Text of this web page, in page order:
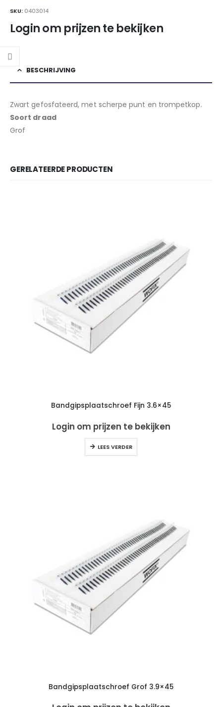
SKU: 0403014
Login om prijzen te bekijken
BESCHRIJVING
Zwart gefosfateerd, met scherpe punt en trompetkop.
Soort draad
Grof
GERELATEERDE PRODUCTEN
Bandgipsplaatschroef Fijn 3.6×45
Login om prijzen te bekijken
LEES VERDER
Bandgipsplaatschroef Grof 3.9×45